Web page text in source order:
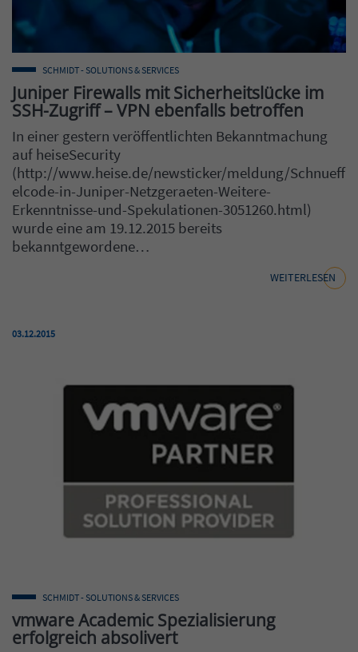
Juniper Firewalls mit Sicherheitslücke im
SSH-Zugriff – VPN ebenfalls betroffen
SCHMIDT - SOLUTIONS & SERVICES
In einer gestern veröffentlichten Bekanntmachung
auf heiseSecurity
(http://www.heise.de/newsticker/meldung/Schnueff
elcode-in-Juniper-Netzgeraeten-Weitere-
Erkenntnisse-und-Spekulationen-3051260.html)
wurde eine am 19.12.2015 bereits
bekanntgewordene…
WEITERLESEN
Veröffentlicht am:
03.12.2015
vmware Academic Spezialisierung
erfolgreich absolivert
SCHMIDT - SOLUTIONS & SERVICES